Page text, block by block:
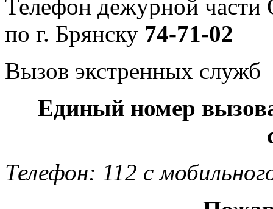
Телефон дежурной
по г. Брянску 74-71-02
Вызов экстренных служб
Единый номер
Телефон: 112 с